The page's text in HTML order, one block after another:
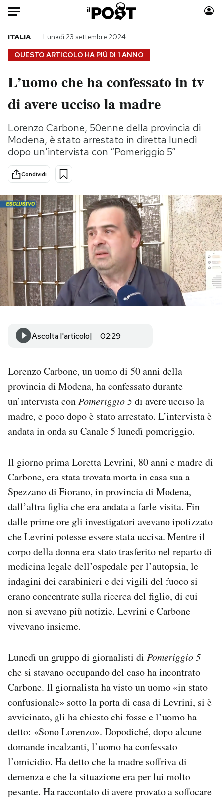
Auto
HOME
Italia
Politica
Tecnologia
Internet
Scienza
Cultura
Economia
Sport
Moda
Consumismi
Storie/Idee
Ok Boomer!
Media
Mondiali calcio 2026
PODCAST
NEWSLETTER
I MIEI PREFERITI
SHOP
CALENDARIO
AREA PERSONALE
Area Personale
Regala il Post
Hai bisogno di aiuto?
Esci
QUESTO ARTICOLO HA PIÙ DI 1 ANNO
ITALIA Lunedì 23 settembre 2024
L’uomo che ha confessato in tv
di avere ucciso la madre
Lorenzo Carbone, 50enne della provincia di
Modena, è stato arrestato in diretta lunedì
dopo un'intervista con “Pomeriggio 5”
Condividi
Ascolta l'articolo 02:29
Lorenzo Carbone, un uomo di 50 anni della
provincia di Modena, ha confessato durante
un’intervista conPomeriggio 5di avere ucciso la
madre, e poco dopo è stato arrestato. L’intervista è
andata in onda su Canale 5 lunedì pomeriggio.
Il giorno prima Loretta Levrini, 80 anni e madre di
Carbone, era stata trovata morta in casa sua a
Spezzano di Fiorano, in provincia di Modena,
dall’altra figlia che era andata a farle visita. Fin
dalle prime ore gli investigatori avevano ipotizzato
che Levrini potesse essere stata uccisa. Mentre il
corpo della donna era stato trasferito nel reparto di
medicina legale dell’ospedale per l’autopsia, le
indagini dei carabinieri e dei vigili del fuoco si
erano concentrate sulla ricerca del figlio, di cui
non si avevano più notizie. Levrini e Carbone
vivevano insieme.
Lunedì un gruppo di giornalisti di Pomeriggio 5
che si stavano occupando del caso ha incontrato
Carbone. Il giornalista ha visto un uomo «in stato
confusionale» sotto la porta di casa di Levrini, si è
avvicinato, gli ha chiesto chi fosse e l’uomo ha
detto: «Sono Lorenzo». Dopodiché, dopo alcune
domande incalzanti, l’uomo ha confessato
l’omicidio. Ha detto che la madre soffriva di
demenza e che la situazione era per lui molto
pesante. Ha raccontato di avere provato a soffocare